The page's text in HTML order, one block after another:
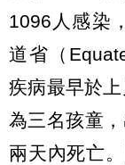
1096人感染
道省（
疾病最早於
為三名孩童
兩天內死亡